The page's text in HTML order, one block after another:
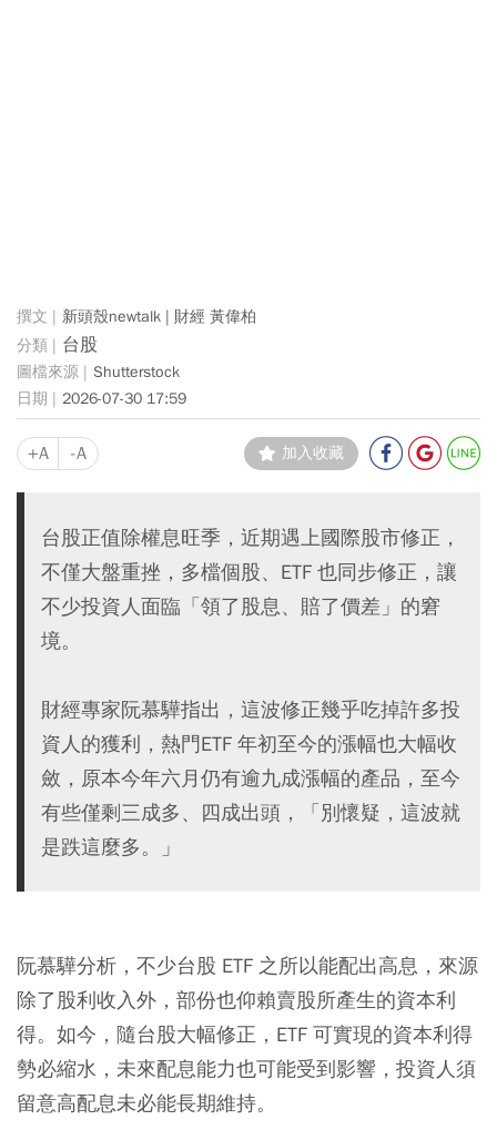
新頭殼newtalk | 財經 黃偉柏
台股
Shutterstock
2026-07-30 17:59
+A -A 加入收藏
台股正值除權息旺季，近期遇上國際股市修正，
不僅大盤重挫，多檔個股、ETF 也同步修正，讓
不少投資人面臨「領了股息、賠了價差」的窘
境。
財經專家阮慕驊指出，這波修正幾乎吃掉許多投
資人的獲利，熱門ETF 年初至今的漲幅也大幅收
斂，原本今年六月仍有逾九成漲幅的產品，至今
有些僅剩三成多、四成出頭，「別懷疑，這波就
是跌這麼多。」
阮慕驊分析，不少台股 ETF 之所以能配出高息，來源
除了股利收入外，部份也仰賴賣股所產生的資本利
得。如今，隨台股大幅修正，ETF 可實現的資本利得
勢必縮水，未來配息能力也可能受到影響，投資人須
留意高配息未必能長期維持。